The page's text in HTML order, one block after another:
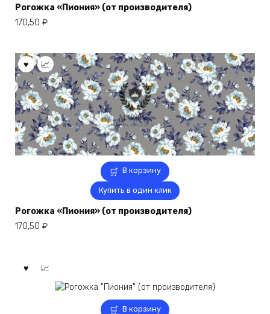
Рогожка «Пиония» (от производителя)
170,50 ₽
В корзину
Купить в один клик
Рогожка «Пиония» (от производителя)
170,50 ₽
В корзину